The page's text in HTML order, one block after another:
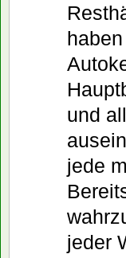
und
jede
jeder